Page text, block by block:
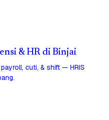
& HR di Binjai
cuti, & shift — HRIS